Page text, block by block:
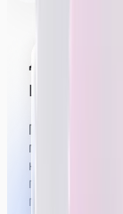
Делать
шоу на
Примерно 5
приятный,
немного
показывать